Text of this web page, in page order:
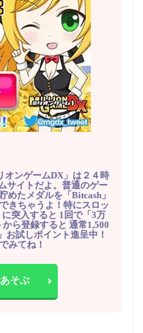
オンゲームDX」は２４時
サイトだよ。普通のゲー
めたメダルを「Bitcash」
きちゃうよ！特にスロッ
突入すると 1回で「3万
ら登録すると 通常1,500
お試しポイント進呈中！
みてね！
そぶ